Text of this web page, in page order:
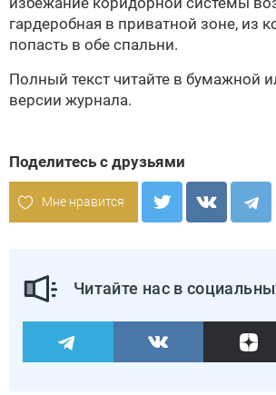
гардеробная в приватной зоне, из
попасть в обе спальни.
Полный текст читайте в бумажной
версии журнала.
Поделитесь с друзьями
Мне нравится
Читайте нас в